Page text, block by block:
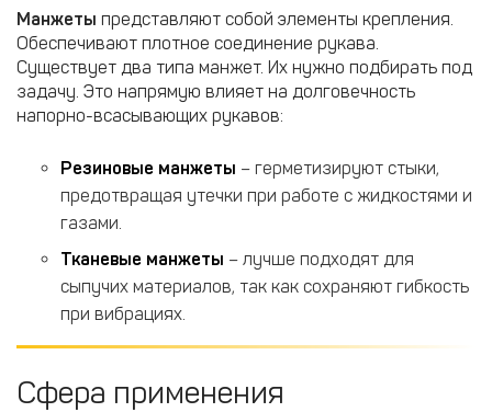
Манжеты представляют собой элементы крепления.
Обеспечивают плотное соединение рукава.
Существует два типа манжет. Их нужно подбирать под
задачу. Это напрямую влияет на долговечность
напорно-всасывающих рукавов:
Резиновые манжеты – герметизируют стыки,
предотвращая утечки при работе с жидкостями и
газами.
Тканевые манжеты – лучше подходят для
сыпучих материалов, так как сохраняют гибкость
при вибрациях.
Сфера применения